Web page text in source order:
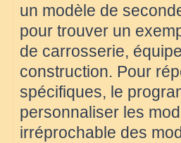
un modèle de
pour trouver un
de carrosserie,
construction. Pour
spécifiques, le
personnaliser les
irréprochable des